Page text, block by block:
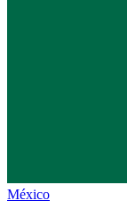
México